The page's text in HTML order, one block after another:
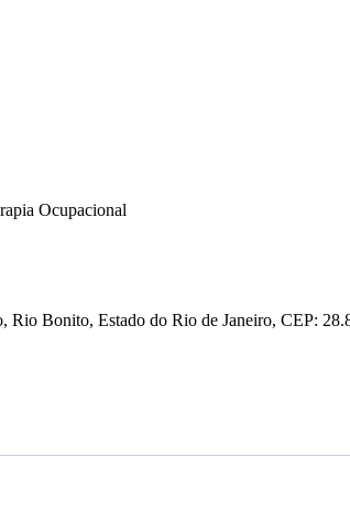
Ocupacional
Rio Bonito, Estado do Rio de Janeiro, CEP: